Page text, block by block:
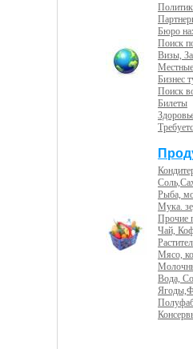
Бюро
Поиск
Визы,
Бизнес
Поиск
Билеты
Рыба,
Мука.
Прочие
Чай,
Мясо,
Вода,